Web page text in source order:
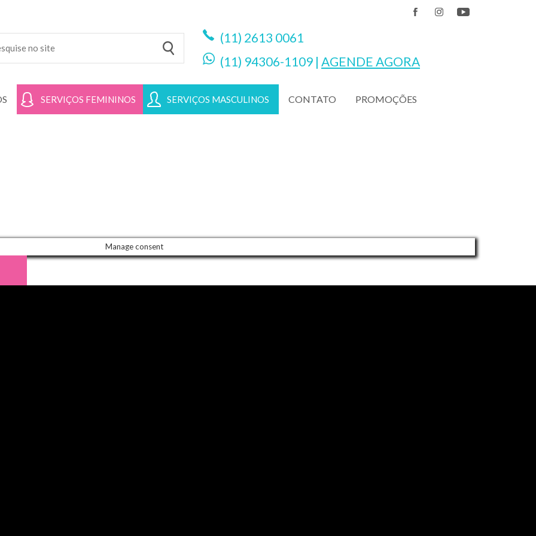
(11) 2613 0061
(11) 94306-1109 | AGENDE AGORA
SERVIÇOS FEMININOS SERVIÇOS MASCULINOS CONTATO PROMOÇÕES
Manage consent